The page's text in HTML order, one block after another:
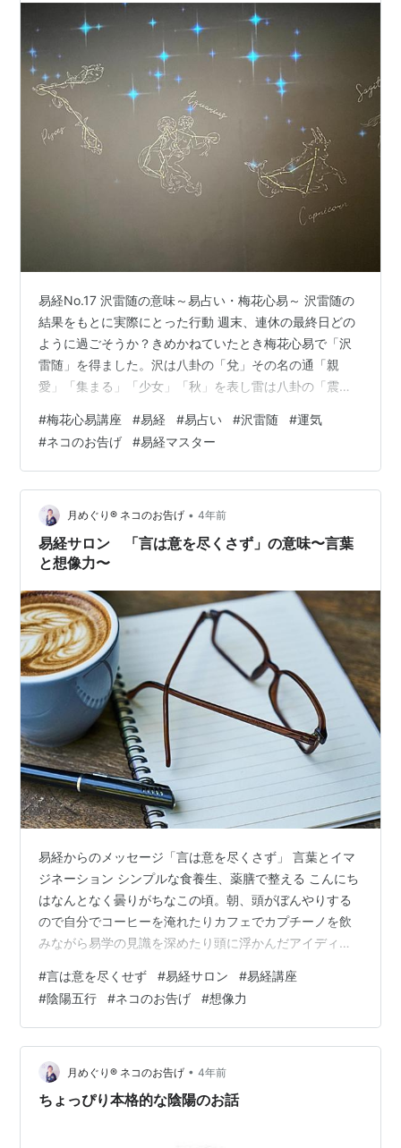
易経No.17 沢雷随の意味～易占い・梅花心易～ 沢雷随の
結果をもとに実際にとった行動 週末、連休の最終日どの
ように過ごそうか？きめかねていたとき梅花心易で「沢
雷随」を得ました。沢は八卦の「兌」その名の通「親
愛」「集まる」「少女」「秋」を表し雷は八卦の「震」
「長男」「春」を表します。自然界の現象の2つが重なり
あったときどんな意味を持つのでしょうか？ 易経No.17
沢雷随の意味～易占い・梅花心易～ ＜卦辞＞ 「隨は、元
いに亨る貞に利ろし。咎なし」「沢雷隨」の主なテーマ
は「随う（したがう）」兌は方位にすれば西季節にすれ
ば秋で夏に旺盛だった陽気が衰…
#梅花心易講座 #易経 #易占い #沢雷随 #運気
#ネコのお告げ #易経マスター
月めぐり®︎ ネコのお告げ • 4年前
易経サロン 「言は意を尽くさず」の意味〜言葉
と想像力〜
易経からのメッセージ「言は意を尽くさず」 言葉とイマ
ジネーション シンプルな食養生、薬膳で整える こんにち
はなんとなく曇りがちなこの頃。朝、頭がぼんやりする
ので自分でコーヒーを淹れたりカフェでカプチーノを飲
みながら易学の見識を深めたり頭に浮かんだアイディア
メモを取るにも最近はメガネが手放せません^^;仕事プラ
イベートを含め人生の課題はいろいろありますがいま一
番気になる「目のアンチエイジング」「目力」の回復が
私の課題です。目を休ませるためにブログの頻度が落ち
ているぶん短い文章で表現できるInstagramでちょこちょ
こ更新しています。 今日はカレ…
#言は意を尽くせず #易経サロン #易経講座
#陰陽五行 #ネコのお告げ #想像力
月めぐり®︎ ネコのお告げ • 4年前
ちょっぴり本格的な陰陽のお話